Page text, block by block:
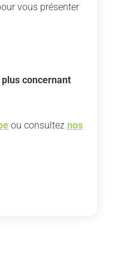
vous présenter
concernant
ou consultez nos